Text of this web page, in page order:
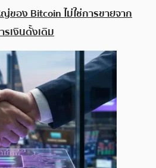
ของ Bitcoin ไม่ใช่การขายจาก
เงินดั้งเดิม